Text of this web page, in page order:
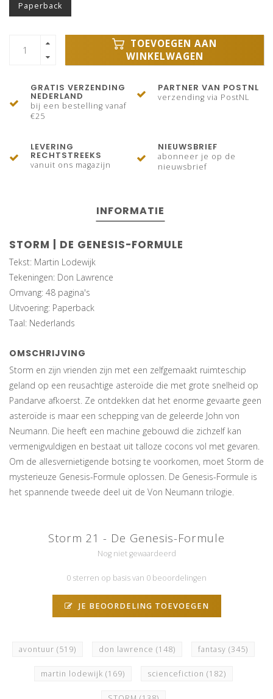
Paperback
TOEVOEGEN AAN
WINKELWAGEN
GRATIS VERZENDING
NEDERLAND
bij een bestelling vanaf
€25
PARTNER VAN POSTNL
verzending via PostNL
LEVERING
RECHTSTREEKS
vanuit ons magazijn
NIEUWSBRIEF
abonneer je op de
nieuwsbrief
INFORMATIE
STORM | DE GENESIS-FORMULE
Tekst: Martin Lodewijk
Tekeningen: Don Lawrence
Omvang: 48 pagina's
Uitvoering: Paperback
Taal: Nederlands
OMSCHRIJVING
Storm en zijn vrienden zijn met een zelfgemaakt ruimteschip
geland op een reusachtige asteroïde die met grote snelheid op
Pandarve afkoerst. Ze ontdekken dat het enorme gevaarte geen
asteroïde is maar een schepping van de geleerde John von
Neumann. Die heeft een machine gebouwd die zichzelf kan
vermenigvuldigen en bestaat uit talloze cocons vol met gevaren.
Om de allesvernietigende botsing te voorkomen, moet Storm de
mysterieuze Genesis-Formule oplossen. De Genesis-Formule is
het spannende tweede deel uit de Von Neumann trilogie.
Storm 21 - De Genesis-Formule
Nog niet gewaardeerd
0 sterren op basis van 0 beoordelingen
JE BEOORDELING TOEVOEGEN
avontuur (519) don lawrence (148) fantasy (345)
martin lodewijk (169) sciencefiction (182)